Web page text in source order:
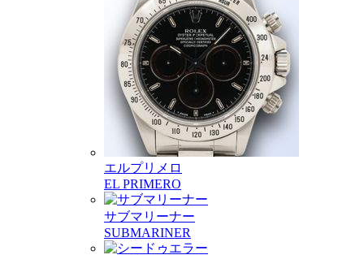
エルプリメロ
EL PRIMERO
サブマリーナー
SUBMARINER